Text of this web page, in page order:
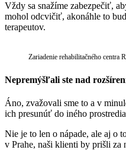
Vždy sa snažíme zabezpečiť,
mohol odcvičiť, akonáhle to
terapeutov.
Zariadenie rehabilitačného centra
Nepremýšľali ste nad
Áno, zvažovali sme to a v
ich presunúť do iného
Nie je to len o nápade, ale aj o
v Prahe, naši klienti by prišli